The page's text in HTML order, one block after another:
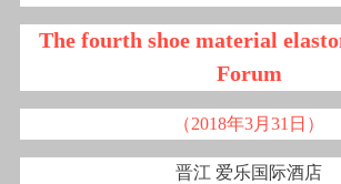
The fourth shoe material
Forum
（2018年3月31日）
晋江 爱乐国际酒店